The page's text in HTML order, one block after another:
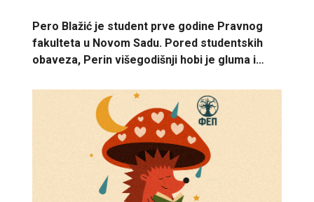
Pero Blažić je student prve godine Pravnog
fakulteta u Novom Sadu. Pored studentskih
obaveza, Perin višegodišnji hobi je gluma i…